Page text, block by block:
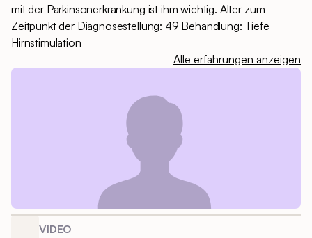
mit der Parkinsonerkrankung ist ihm wichtig. Alter zum
Zeitpunkt der Diagnosestellung: 49 Behandlung: Tiefe
Hirnstimulation
Alle erfahrungen anzeigen
VIDEO